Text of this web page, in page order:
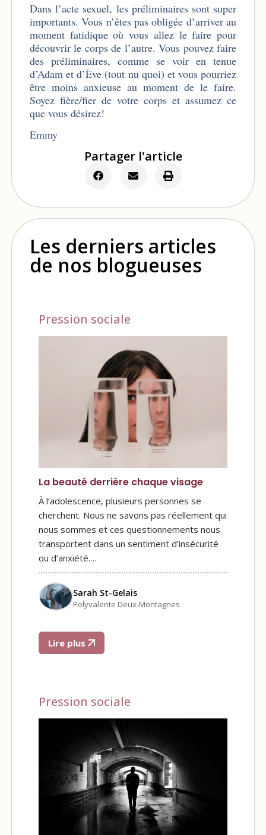
Dans l’acte sexuel, les préliminaires sont super
importants. Vous n’êtes pas obligée d’arriver au
moment fatidique où vous allez le faire pour
découvrir le corps de l’autre. Vous pouvez faire
des préliminaires, comme se voir en tenue
d’Adam et d’Ève (tout nu quoi) et vous pourriez
être moins anxieuse au moment de le faire.
Soyez fière/fier de votre corps et assumez ce
que vous désirez!
Emmy
Partager l'article
Les derniers articles
de nos blogueuses
Pression sociale
La beauté derrière chaque visage
À l’adolescence, plusieurs personnes se
cherchent. Nous ne savons pas réellement qui
nous sommes et ces questionnements nous
transportent dans un sentiment d’insécurité
ou d’anxiété.…
Sarah St-Gelais
Polyvalente Deux-Montagnes
Lire plus
Pression sociale